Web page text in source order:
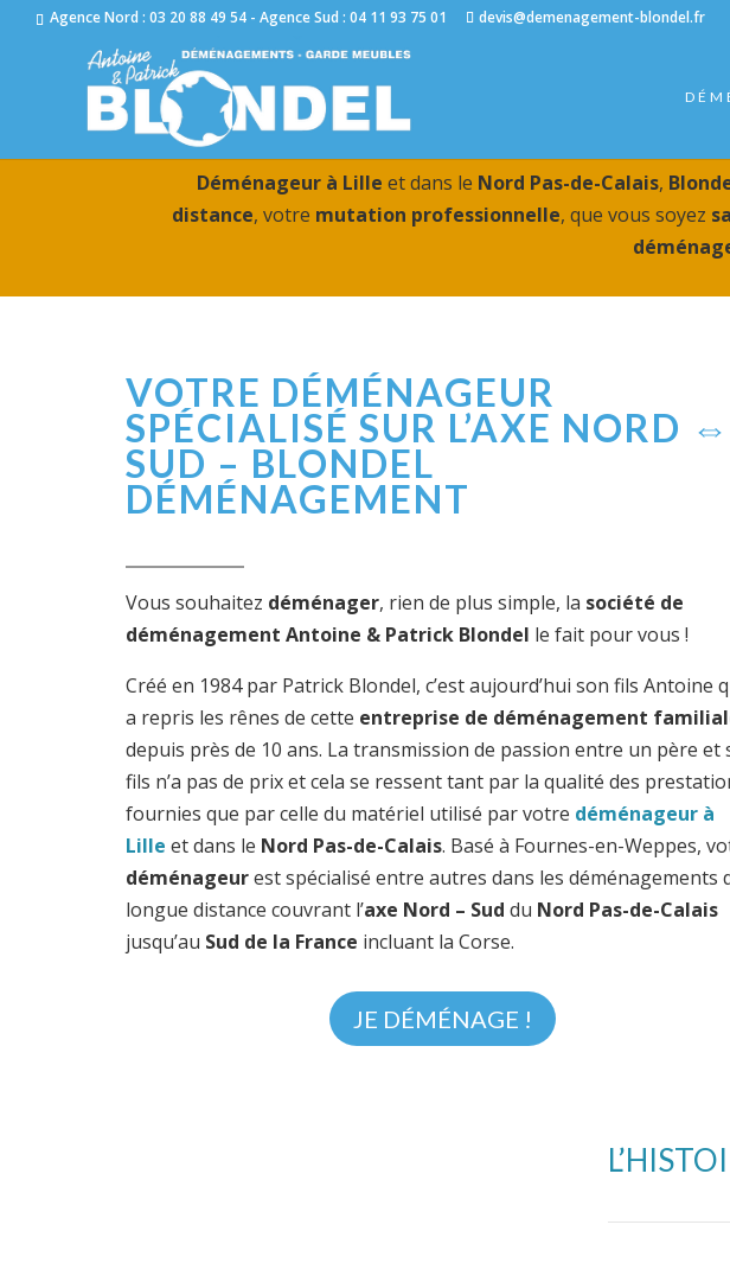
Agence Nord : 03 20 88 49 54 - Agence Sud : 04 11 93 75 01 devis@demenagement-blondel.fr
Déménageur à Lille et dans le Nord Pas-de-Calais,
distance, votre mutation professionnelle, que vous soyez
VOTRE DÉMÉNAGEUR
SPÉCIALISÉ SUR L’AXE NORD ⇔
SUD – BLONDEL
DÉMÉNAGEMENT
Vous souhaitez déménager, rien de plus simple, la société de
déménagement Antoine & Patrick Blondel le fait pour vous !
Créé en 1984 par Patrick Blondel, c’est aujourd’hui son fils Antoine
a repris les rênes de cette entreprise de déménagement
depuis près de 10 ans. La transmission de passion entre un père et
fils n’a pas de prix et cela se ressent tant par la qualité des
fournies que par celle du matériel utilisé par votre déménageur à
Lille et dans le Nord Pas-de-Calais. Basé à Fournes-en-Weppes,
déménageurest spécialisé entre autres dans les déménagements
longue distance couvrant l’axe Nord – Sud du Nord Pas-de-Calais
jusqu’au Sud de la France incluant la Corse.
JE DÉMÉNAGE !